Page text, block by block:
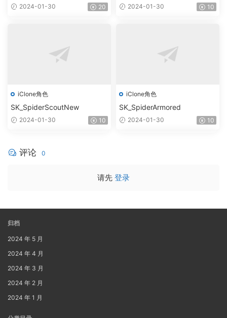
2024-01-30 20 2024-01-30 10
iClone角色
SK_SpiderScoutNew
2024-01-30 10
iClone角色
SK_SpiderArmored
2024-01-30 10
评论 0
请先 登录
归档
2024 年 5 月
2024 年 4 月
2024 年 3 月
2024 年 2 月
2024 年 1 月